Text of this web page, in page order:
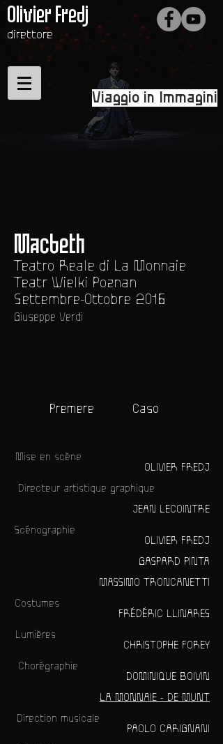
Olivier Fredj
direttore
Viaggio in Immagini
Macbeth
Teatro Reale di La Monnaie
Teatr Wielki Poznan
Settembre-Ottobre 2016
Giuseppe Verdi
Premere Caso
Mise en scène
OLIVIER FREDJ
Directeur artistique graphique
JEAN LECOINTRE
Scénographie
OLIVIER FREDJ
GASPARD PINTA
MASSIMO TRONCANETTI
Costumes
FRÉDÉRIC LLINARES
Lumières
CHRISTOPHE FOREY
Chorégraphie
DOMINIQUE BOIVIN
LA MONNAIE - DE MUNT
Direction musicale
PAOLO CARIGNANI